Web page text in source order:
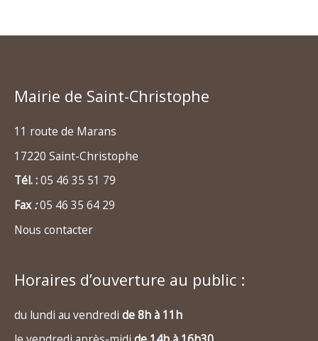
Mairie de Saint-Christophe
11 route de Marans
17220 Saint-Christophe
Tél. :05 46 35 51 79
Fax:05 46 35 64 29
Nous contacter
Horaires d’ouverture au public :
du lundi au vendredi de 8h à 11h